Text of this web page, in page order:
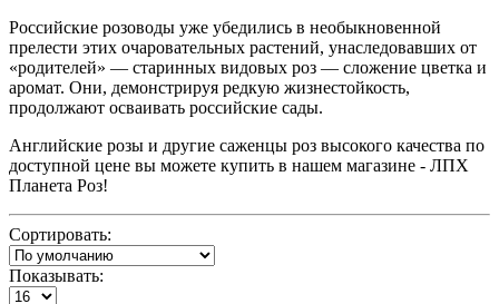
Российские розоводы уже убедились в необыкновенной
прелести этих очаровательных растений, унаследовавших от
«родителей» — старинных видовых роз — сложение цветка и
аромат. Они, демонстрируя редкую жизнестойкость,
продолжают осваивать российские сады.
Английские розы и другие саженцы роз высокого качества по
доступной цене вы можете купить в нашем магазине - ЛПХ
Планета Роз!
Сортировать:
Показывать: